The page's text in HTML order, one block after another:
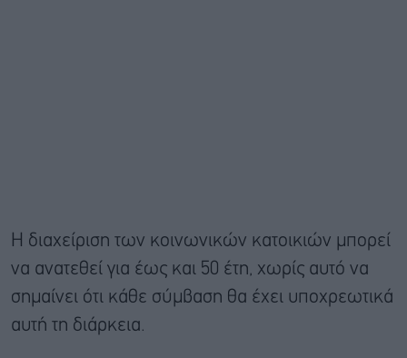
Η διαχείριση των κοινωνικών κατοικιών μπορεί
να ανατεθεί για έως και 50 έτη, χωρίς αυτό να
σημαίνει ότι κάθε σύμβαση θα έχει υποχρεωτικά
αυτή τη διάρκεια.